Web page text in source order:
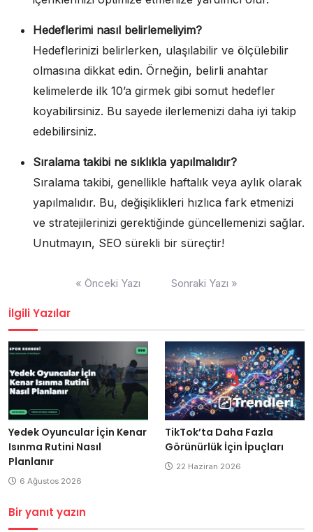
Hedeflerimi nasıl belirlemeliyim?
Hedeflerinizi belirlerken, ulaşılabilir ve ölçülebilir
olmasına dikkat edin. Örneğin, belirli anahtar
kelimelerde ilk 10’a girmek gibi somut hedefler
koyabilirsiniz. Bu sayede ilerlemenizi daha iyi takip
edebilirsiniz.
Sıralama takibi ne sıklıkla yapılmalıdır?
Sıralama takibi, genellikle haftalık veya aylık olarak
yapılmalıdır. Bu, değişiklikleri hızlıca fark etmenizi
ve stratejilerinizi gerektiğinde güncellemenizi sağlar.
Unutmayın, SEO sürekli bir süreçtir!
« Önceki Yazı Sonraki Yazı »
İlgili Yazılar
Yedek Oyuncular İçin Kenar
Isınma Rutini Nasıl
Planlanır
6 Ağustos 2026
TikTok’ta Daha Fazla
Görünürlük İçin İpuçları
22 Haziran 2026
Bir yanıt yazın